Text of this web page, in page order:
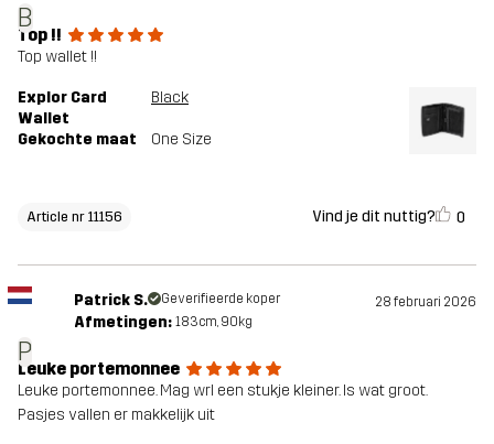
B
Top !!
Top wallet !!
Explor Card
Wallet
Black
Gekochte maat One Size
Article nr 11156 Vind je dit nuttig? 0
P
Patrick S. Geverifieerde koper 28 februari 2026
Afmetingen: 183cm, 90kg
Leuke portemonnee
Leuke portemonnee. Mag wrl een stukje kleiner. Is wat groot.
Pasjes vallen er makkelijk uit